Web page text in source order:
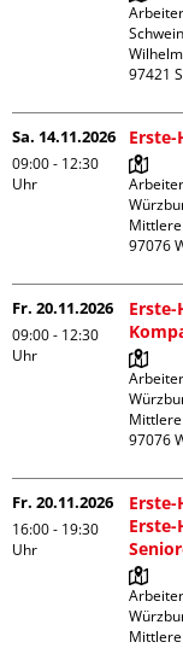
Sa. 14.11.2026
09:00 - 12:30
Uhr
Fr. 20.11.2026
09:00 - 12:30
Uhr
Fr. 20.11.2026
16:00 - 19:30
Uhr